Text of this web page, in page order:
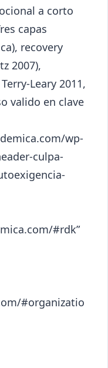
a corto
capas
recovery
2007),
Leary 2011,
valido en clave
wp-
culpa-
#rdk”
#organizatio